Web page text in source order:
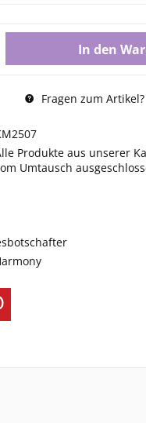
In den
Fragen zum Artikel?
Produkte aus unserer
Umtausch